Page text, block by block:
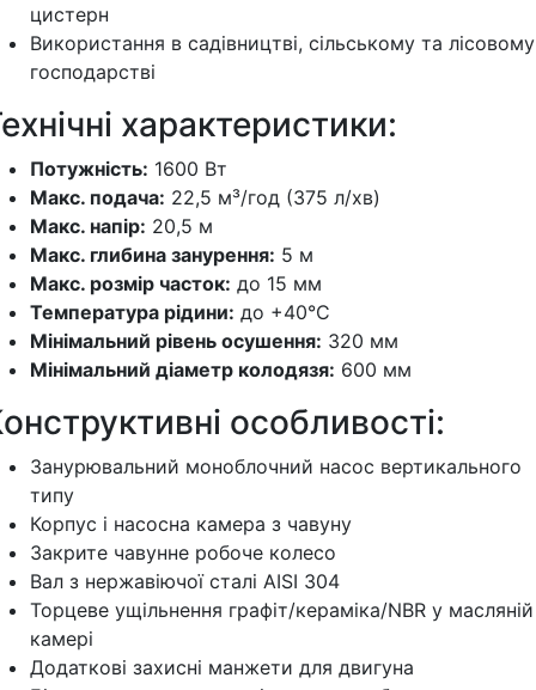
цистерн
Використання в садівництві, сільському та лісовому
господарстві
характеристики:
Потужність: 1600 Вт
Макс. подача: 22,5 м³/год (375 л/хв)
Макс. напір: 20,5 м
Макс. глибина занурення: 5 м
Макс. розмір часток: до 15 мм
Температура рідини: до +40°C
Мінімальний рівень осушення: 320 мм
Мінімальний діаметр колодязя: 600 мм
особливості:
Занурювальний моноблочний насос вертикального
типу
Корпус і насосна камера з чавуну
Закрите чавунне робоче колесо
Вал з нержавіючої сталі AISI 304
Торцеве ущільнення графіт/кераміка/NBR у масляній
камері
Додаткові захисні манжети для двигуна